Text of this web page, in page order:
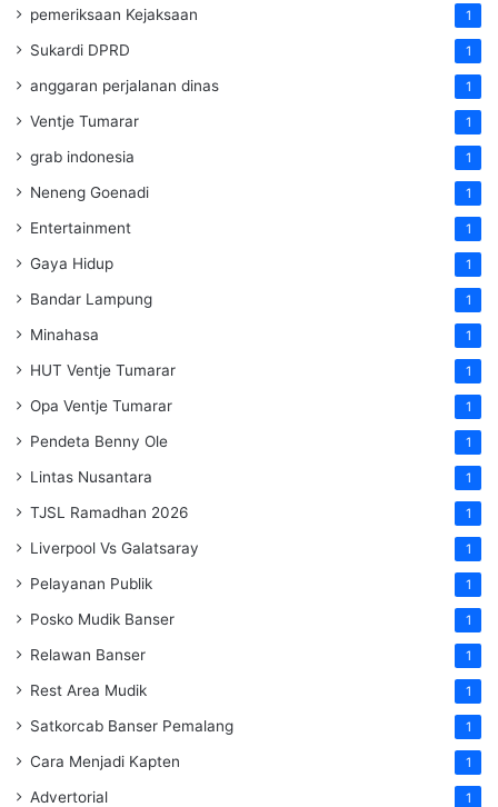
pemeriksaan Kejaksaan 1
Sukardi DPRD 1
anggaran perjalanan dinas 1
Ventje Tumarar 1
grab indonesia 1
Neneng Goenadi 1
Entertainment 1
Gaya Hidup 1
Bandar Lampung 1
Minahasa 1
HUT Ventje Tumarar 1
Opa Ventje Tumarar 1
Pendeta Benny Ole 1
Lintas Nusantara 1
TJSL Ramadhan 2026 1
Liverpool Vs Galatsaray 1
Pelayanan Publik 1
Posko Mudik Banser 1
Relawan Banser 1
Rest Area Mudik 1
Satkorcab Banser Pemalang 1
Cara Menjadi Kapten 1
Advertorial 1